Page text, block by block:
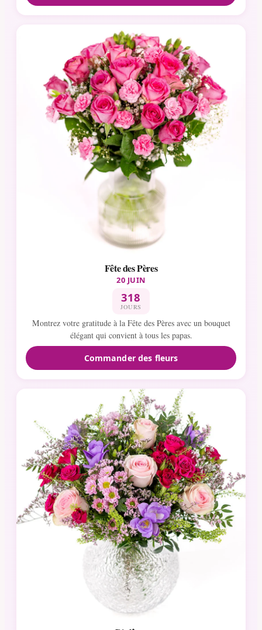
Fête des Pères
20 JUIN
318
JOURS
Montrez votre gratitude à la Fête des Pères avec un bouquet
élégant qui convient à tous les papas.
Commander des fleurs